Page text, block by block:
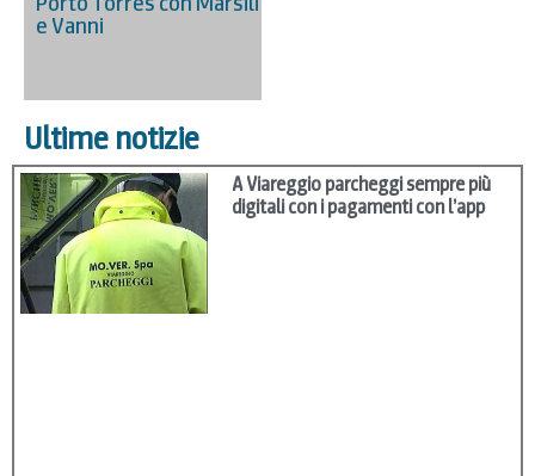
e Vanni
Ultime notizie
A Viareggio parcheggi sempre più
digitali con i pagamenti con l’app